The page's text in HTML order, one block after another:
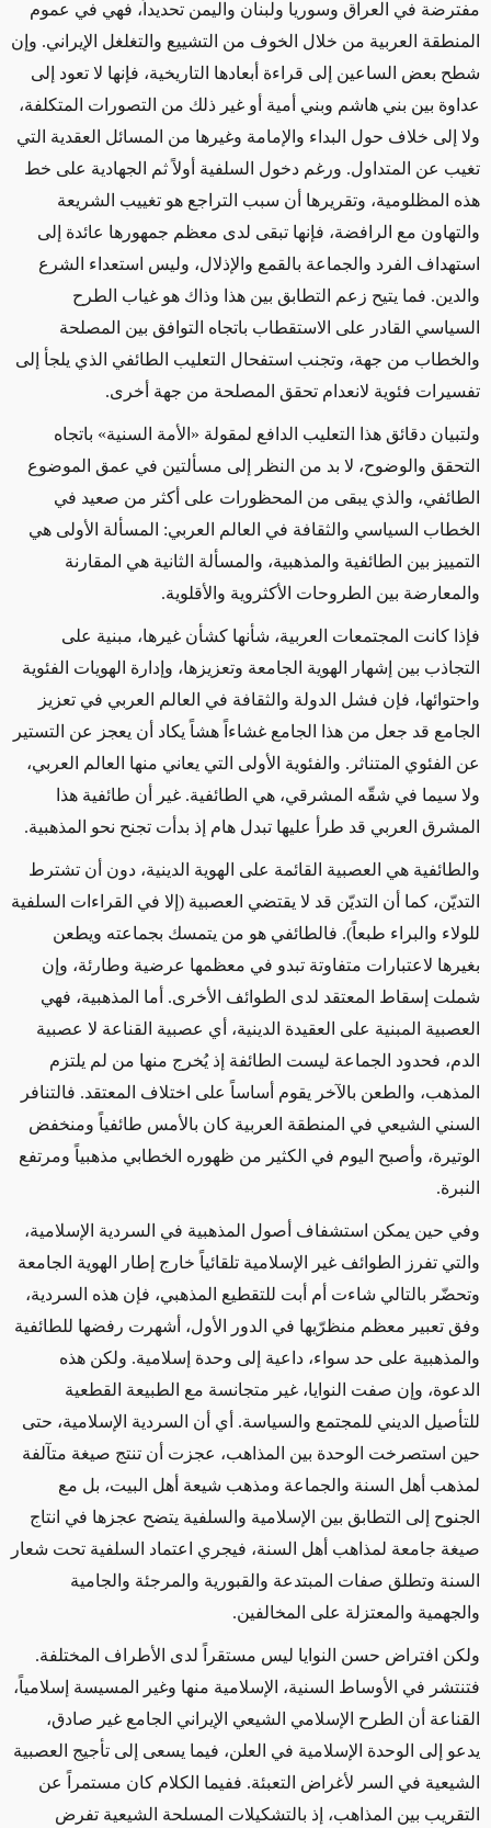
مفترضة في العراق وسوريا ولبنان واليمن تحديداً، فهي في عموم
المنطقة العربية من خلال الخوف من التشييع والتغلغل الإيراني. وإن
شطح بعض الساعين إلى قراءة أبعادها التاريخية، فإنها لا تعود إلى
عداوة بين بني هاشم وبني أمية أو غير ذلك من التصورات المتكلفة،
ولا إلى خلاف حول البداء والإمامة وغيرها من المسائل العقدية التي
تغيب عن المتداول. ورغم دخول السلفية أولاً ثم الجهادية على خط
هذه المظلومية، وتقريرها أن سبب التراجع هو تغييب الشريعة
والتهاون مع الرافضة، فإنها تبقى لدى معظم جمهورها عائدة إلى
استهداف الفرد والجماعة بالقمع والإذلال، وليس استعداء الشرع
والدين. فما يتيح زعم التطابق بين هذا وذاك هو غياب الطرح
السياسي القادر على الاستقطاب باتجاه التوافق بين المصلحة
والخطاب من جهة، وتجنب استفحال التعليب الطائفي الذي يلجأ إلى
تفسيرات فئوية لانعدام تحقق المصلحة من جهة أخرى.
ولتبيان دقائق هذا التعليب الدافع لمقولة «الأمة السنية» باتجاه
التحقق والوضوح، لا بد من النظر إلى مسألتين في عمق الموضوع
الطائفي، والذي يبقى من المحظورات على أكثر من صعيد في
الخطاب السياسي والثقافة في العالم العربي: المسألة الأولى هي
التمييز بين الطائفية والمذهبية، والمسألة الثانية هي المقارنة
والمعارضة بين الطروحات الأكثروية والأقلوية.
فإذا كانت المجتمعات العربية، شأنها كشأن غيرها، مبنية على
التجاذب بين إشهار الهوية الجامعة وتعزيزها، وإدارة الهويات الفئوية
واحتوائها، فإن فشل الدولة والثقافة في العالم العربي في تعزيز
الجامع قد جعل من هذا الجامع غشاءاً هشاً يكاد أن يعجز عن التستير
عن الفئوي المتناثر. والفئوية الأولى التي يعاني منها العالم العربي،
ولا سيما في شقّه المشرقي، هي الطائفية. غير أن طائفية هذا
المشرق العربي قد طرأ عليها تبدل هام إذ بدأت تجنح نحو المذهبية.
والطائفية هي العصبية القائمة على الهوية الدينية، دون أن تشترط
التديّن، كما أن التديّن قد لا يقتضي العصبية (إلا في القراءات السلفية
للولاء والبراء طبعاً). فالطائفي هو من يتمسك بجماعته ويطعن
بغيرها لاعتبارات متفاوتة تبدو في معظمها عرضية وطارئة، وإن
شملت إسقاط المعتقد لدى الطوائف الأخرى. أما المذهبية، فهي
العصبية المبنية على العقيدة الدينية، أي عصبية القناعة لا عصبية
الدم، فحدود الجماعة ليست الطائفة إذ يُخرج منها من لم يلتزم
المذهب، والطعن بالآخر يقوم أساساً على اختلاف المعتقد. فالتنافر
السني الشيعي في المنطقة العربية كان بالأمس طائفياً ومنخفض
الوتيرة، وأصبح اليوم في الكثير من ظهوره الخطابي مذهبياً ومرتفع
النبرة.
وفي حين يمكن استشفاف أصول المذهبية في السردية الإسلامية،
والتي تفرز الطوائف غير الإسلامية تلقائياً خارج إطار الهوية الجامعة
وتحضّر بالتالي شاءت أم أبت للتقطيع المذهبي، فإن هذه السردية،
وفق تعبير معظم منظرّيها في الدور الأول، أشهرت رفضها للطائفية
والمذهبية على حد سواء، داعية إلى وحدة إسلامية. ولكن هذه
الدعوة، وإن صفت النوايا، غير متجانسة مع الطبيعة القطعية
للتأصيل الديني للمجتمع والسياسة. أي أن السردية الإسلامية، حتى
حين استصرخت الوحدة بين المذاهب، عجزت أن تنتج صيغة متآلفة
لمذهب أهل السنة والجماعة ومذهب شيعة أهل البيت، بل مع
الجنوح إلى التطابق بين الإسلامية والسلفية يتضح عجزها في انتاج
صيغة جامعة لمذاهب أهل السنة، فيجري اعتماد السلفية تحت شعار
السنة وتطلق صفات المبتدعة والقبورية والمرجئة والجامية
والجهمية والمعتزلة على المخالفين.
ولكن افتراض حسن النوايا ليس مستقراً لدى الأطراف المختلفة.
فتنتشر في الأوساط السنية، الإسلامية منها وغير المسيسة إسلامياً،
القناعة أن الطرح الإسلامي الشيعي الإيراني الجامع غير صادق،
يدعو إلى الوحدة الإسلامية في العلن، فيما يسعى إلى تأجيج العصبية
الشيعية في السر لأغراض التعبئة. ففيما الكلام كان مستمراً عن
التقريب بين المذاهب، إذ بالتشكيلات المسلحة الشيعية تفرض